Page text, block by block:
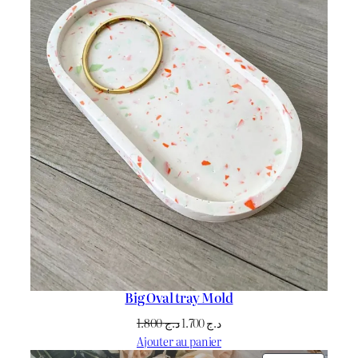
Big Oval tray Mold
د.ج1.800
Le
prix
د.ج1.700
Le
prix
Ajouter au panier